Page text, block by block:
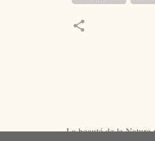
La beauté de la Nature